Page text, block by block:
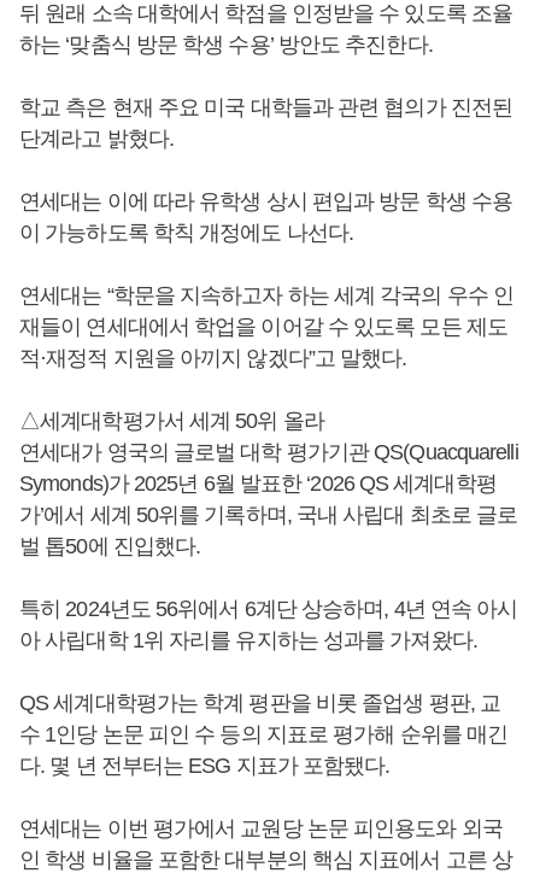
뒤 원래 소속 대학에서 학점을 인정받을 수 있도록 조율
하는 ‘맞춤식 방문 학생 수용’ 방안도 추진한다.
학교 측은 현재 주요 미국 대학들과 관련 협의가 진전된
단계라고 밝혔다.
연세대는 이에 따라 유학생 상시 편입과 방문 학생 수용
이 가능하도록 학칙 개정에도 나선다.
연세대는 “학문을 지속하고자 하는 세계 각국의 우수 인
재들이 연세대에서 학업을 이어갈 수 있도록 모든 제도
적·재정적 지원을 아끼지 않겠다”고 말했다.
△세계대학평가서 세계 50위 올라
연세대가 영국의 글로벌 대학 평가기관 QS(Quacquarelli
Symonds)가 2025년 6월 발표한 ‘2026 QS 세계대학평
가’에서 세계 50위를 기록하며, 국내 사립대 최초로 글로
벌 톱50에 진입했다.
특히 2024년도 56위에서 6계단 상승하며, 4년 연속 아시
아 사립대학 1위 자리를 유지하는 성과를 가져왔다.
QS 세계대학평가는 학계 평판을 비롯 졸업생 평판, 교
수 1인당 논문 피인 수 등의 지표로 평가해 순위를 매긴
다. 몇 년 전부터는 ESG 지표가 포함됐다.
연세대는 이번 평가에서 교원당 논문 피인용도와 외국
인 학생 비율을 포함한 대부분의 핵심 지표에서 고른 상